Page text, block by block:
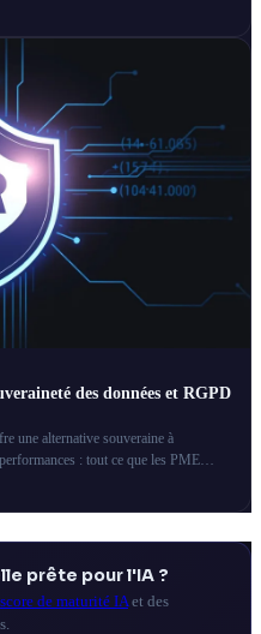
des données et RGPD
une alternative souveraine à
: tout ce que les PME
prête pour l'IA ?
score de maturité IAet des